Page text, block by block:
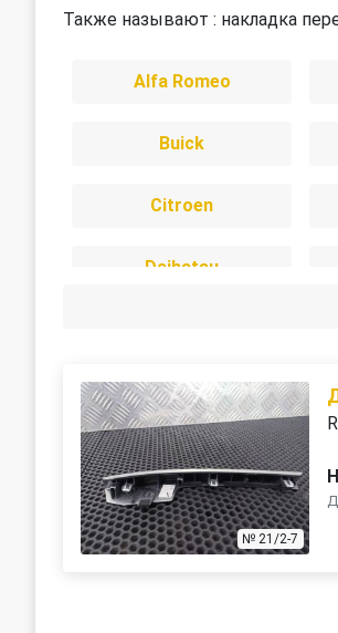
Также называют : накладка
Alfa Romeo
Buick
Citroen
Daihatsu
Infiniti
Jeep
LDV
№ 21/2-7